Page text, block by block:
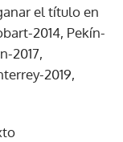
el título en
2014, Pekín-
2017,
2019,